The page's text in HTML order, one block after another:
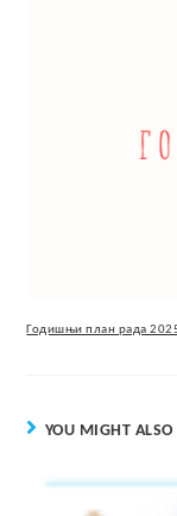
Годишњи план рада
YOU MIGHT ALSO